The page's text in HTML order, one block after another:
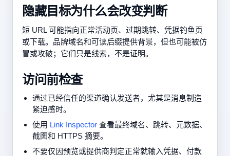
隐藏目标为什么会改变判断
短 URL 可能指向正常活动页、过期跳转、凭据钓鱼页
或下载。品牌域名和可读后缀提供背景，但也可能被仿
冒或攻破；它们只是线索，不是证明。
访问前检查
通过已经信任的渠道确认发送者，尤其是消息制造
紧迫感时。
使用 Link Inspector 查看最终域名、跳转、元数据、
截图和 HTTPS 摘要。
不要仅因预览或提供商判定正常就输入凭据、付款